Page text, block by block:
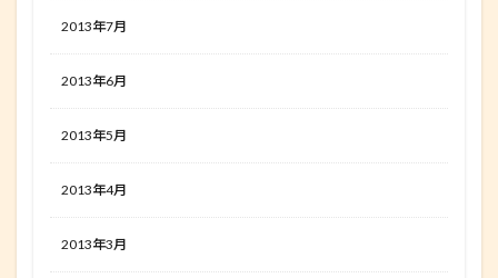
2013年7月
2013年6月
2013年5月
2013年4月
2013年3月